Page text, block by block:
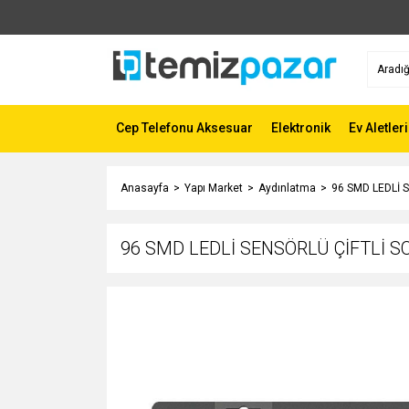
Cep Telefonu Aksesuar Elektronik Ev Aletleri
Anasayfa Yapı Market Aydınlatma 96 SMD LEDLİ
96 SMD LEDLİ SENSÖRLÜ ÇİFTLİ